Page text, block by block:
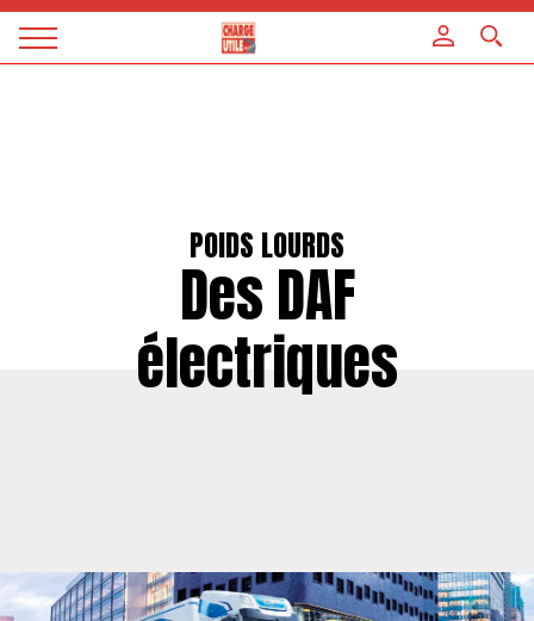
Magazine
POIDS LOURDS
Des DAF
électriques
Panneau de gestion des cookies